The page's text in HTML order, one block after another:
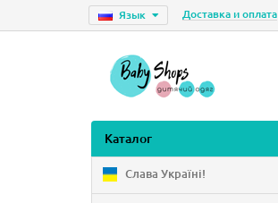
Язык Доставка и оплата
Каталог
Слава Україні!